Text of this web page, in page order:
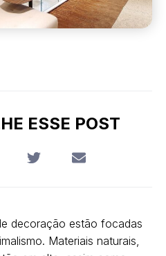
ESSE POST
decoração estão focadas
Materiais naturais,